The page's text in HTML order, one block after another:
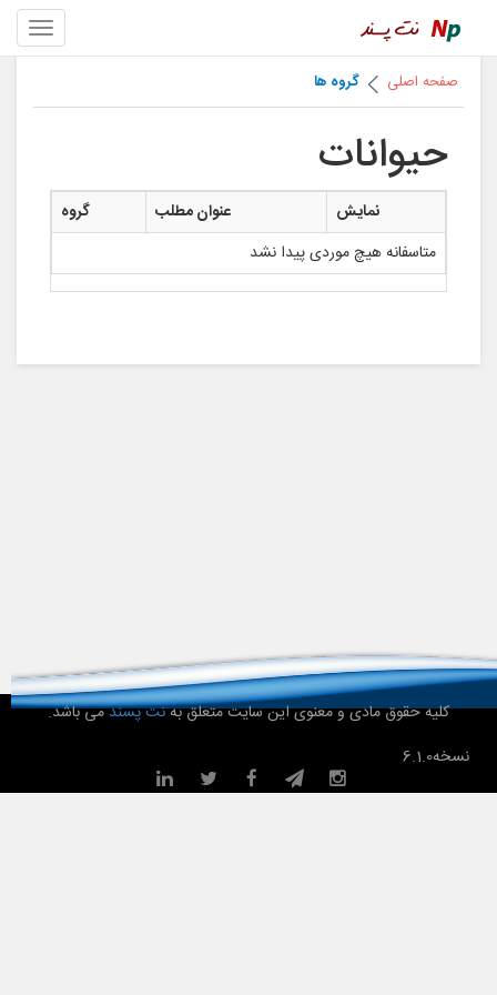
صفحه اصلی گروه ها
حیوانات
نمایش عنوان مطلب
گروه
متاسفانه هیچ موردی پیدا نشد
کلیه حقوق مادی و معنوی این سایت متعلق بهنت پسندمی باشد.
نسخه6.1.0